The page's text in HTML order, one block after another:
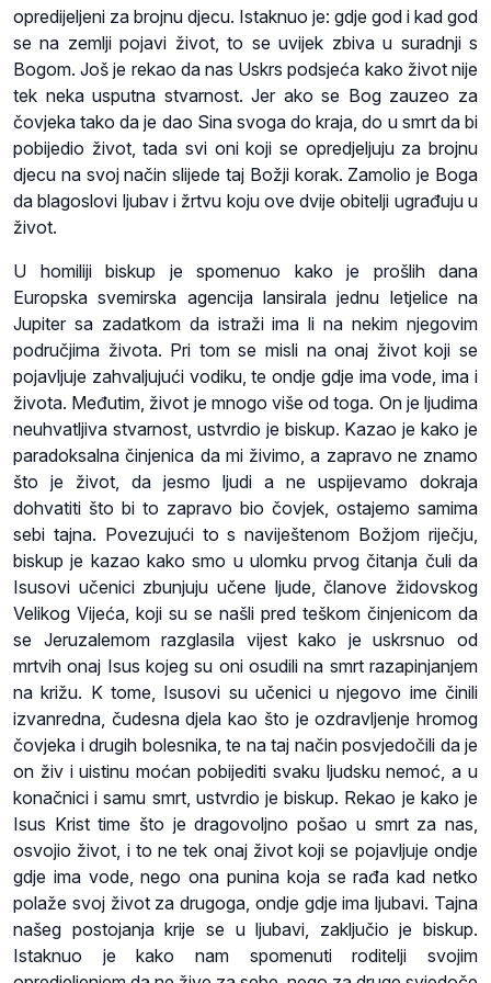
opredijeljeni za brojnu djecu. Istaknuo je: gdje god i kad god
se na zemlji pojavi život, to se uvijek zbiva u suradnji s
Bogom. Još je rekao da nas Uskrs podsjeća kako život nije
tek neka usputna stvarnost. Jer ako se Bog zauzeo za
čovjeka tako da je dao Sina svoga do kraja, do u smrt da bi
pobijedio život, tada svi oni koji se opredjeljuju za brojnu
djecu na svoj način slijede taj Božji korak. Zamolio je Boga
da blagoslovi ljubav i žrtvu koju ove dvije obitelji ugrađuju u
život.
U homiliji biskup je spomenuo kako je prošlih dana
Europska svemirska agencija lansirala jednu letjelice na
Jupiter sa zadatkom da istraži ima li na nekim njegovim
područjima života. Pri tom se misli na onaj život koji se
pojavljuje zahvaljujući vodiku, te ondje gdje ima vode, ima i
života. Međutim, život je mnogo više od toga. On je ljudima
neuhvatljiva stvarnost, ustvrdio je biskup. Kazao je kako je
paradoksalna činjenica da mi živimo, a zapravo ne znamo
što je život, da jesmo ljudi a ne uspijevamo dokraja
dohvatiti što bi to zapravo bio čovjek, ostajemo samima
sebi tajna. Povezujući to s naviještenom Božjom riječju,
biskup je kazao kako smo u ulomku prvog čitanja čuli da
Isusovi učenici zbunjuju učene ljude, članove židovskog
Velikog Vijeća, koji su se našli pred teškom činjenicom da
se Jeruzalemom razglasila vijest kako je uskrsnuo od
mrtvih onaj Isus kojeg su oni osudili na smrt razapinjanjem
na križu. K tome, Isusovi su učenici u njegovo ime činili
izvanredna, čudesna djela kao što je ozdravljenje hromog
čovjeka i drugih bolesnika, te na taj način posvjedočili da je
on živ i uistinu moćan pobijediti svaku ljudsku nemoć, a u
konačnici i samu smrt, ustvrdio je biskup. Rekao je kako je
Isus Krist time što je dragovoljno pošao u smrt za nas,
osvojio život, i to ne tek onaj život koji se pojavljuje ondje
gdje ima vode, nego ona punina koja se rađa kad netko
polaže svoj život za drugoga, ondje gdje ima ljubavi. Tajna
našeg postojanja krije se u ljubavi, zaključio je biskup.
Istaknuo je kako nam spomenuti roditelji svojim